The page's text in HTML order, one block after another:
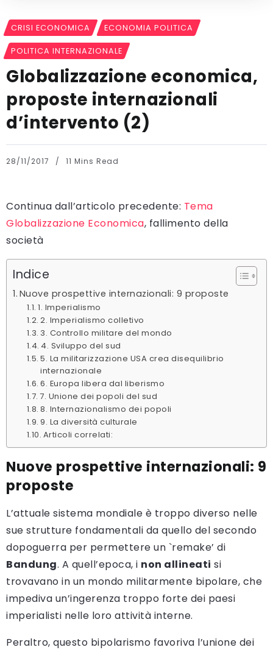
CRISI ECONOMICA ECONOMIA POLITICA
POLITICA INTERNAZIONALE
Globalizzazione economica,
proposte internazionali
d’intervento (2)
28/11/2017 11 Mins Read
Continua dall’articolo precedente: Tema
Globalizzazione Economica, fallimento della
società
Indice
Nuove prospettive internazionali: 9 proposte
1. Imperialismo
2. Imperialismo colletivo
3. Controllo militare del mondo
4. Sviluppo del sud
5. La militarizzazione USA crea disequilibrio
internazionale
6. Europa libera dal liberismo
7. Unione dei popoli del sud
8. Internazionalismo dei popoli
9. La diversità culturale
Articoli correlati:
Nuove prospettive internazionali: 9
proposte
L’attuale sistema mondiale è troppo diverso nelle
sue strutture fondamentali da quello del secondo
dopoguerra per permettere un `remake’ di
Bandung. A quell’epoca, i non allineati si
trovavano in un mondo militarmente bipolare, che
impediva un’ingerenza troppo forte dei paesi
imperialisti nelle loro attività interne.
Peraltro, questo bipolarismo favoriva l’unione dei